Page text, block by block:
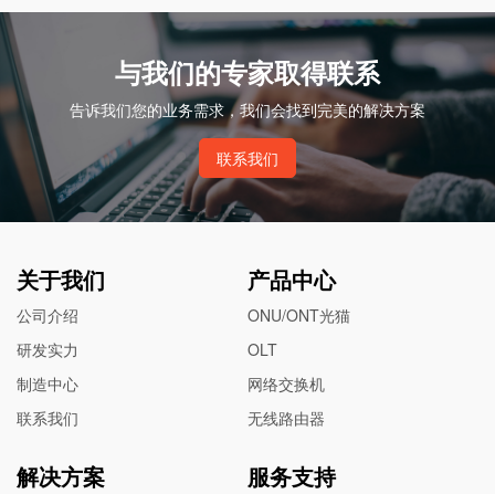
与我们的专家取得联系
告诉我们您的业务需求，我们会找到完美的解决方案
联系我们
关于我们
公司介绍
研发实力
制造中心
联系我们
产品中心
ONU/ONT光猫
OLT
网络交换机
无线路由器
解决方案 服务支持